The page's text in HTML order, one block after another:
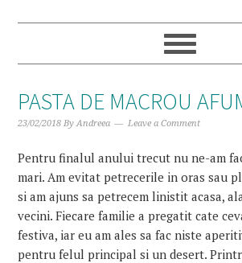
PASTA DE MACROU
23/02/2018 ByAndreea Leave a Comment
Pentru finalul anului trecut nu ne-am
mari. Am evitat petrecerile in oras sau
si am ajuns sa petrecem linistit acasa,
vecini. Fiecare familie a pregatit cate
festiva, iar eu am ales sa fac niste
pentru felul principal si un desert.